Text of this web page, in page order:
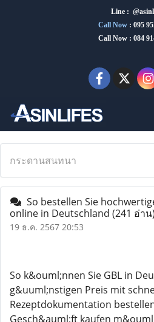
Line :
Call Now : 095
Call Now : 084
กระดานสนทนา
So bestellen Sie
online in Deutschland (241 อ่าน)
19 ธ.ค. 2567 20:53
So k&ouml;nnen Sie GBL in
g&uuml;nstigen Preis mit
Rezeptdokumentation
Gesch&auml;ft kaufen